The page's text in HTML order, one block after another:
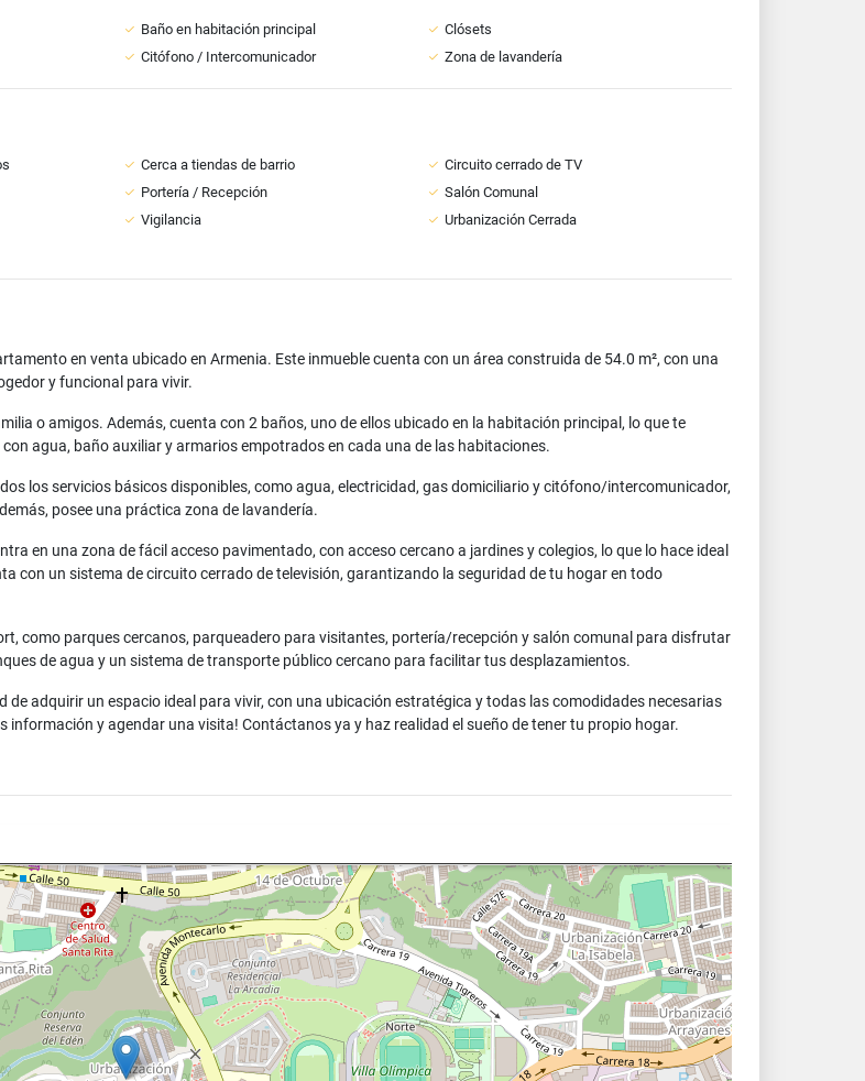
Baño en habitación principal
Clósets
Citófono / Intercomunicador Zona de lavandería
Cerca a tiendas de barrio
Circuito cerrado de TV
Portería / Recepción
Salón Comunal
Vigilancia
Urbanización Cerrada
en venta ubicado en Armenia. Este inmueble cuenta con un área construida de 54.0 m², con una
y funcional para vivir.
o amigos. Además, cuenta con 2 baños, uno de ellos ubicado en la habitación principal, lo que te
agua, baño auxiliar y armarios empotrados en cada una de las habitaciones.
los servicios básicos disponibles, como agua, electricidad, gas domiciliario y citófono/intercomunicador,
posee una práctica zona de lavandería.
en una zona de fácil acceso pavimentado, con acceso cercano a jardines y colegios, lo que lo hace ideal
con un sistema de circuito cerrado de televisión, garantizando la seguridad de tu hogar en todo
como parques cercanos, parqueadero para visitantes, portería/recepción y salón comunal para disfrutar
de agua y un sistema de transporte público cercano para facilitar tus desplazamientos.
adquirir un espacio ideal para vivir, con una ubicación estratégica y todas las comodidades necesarias
y agendar una visita! Contáctanos ya y haz realidad el sueño de tener tu propio hogar.